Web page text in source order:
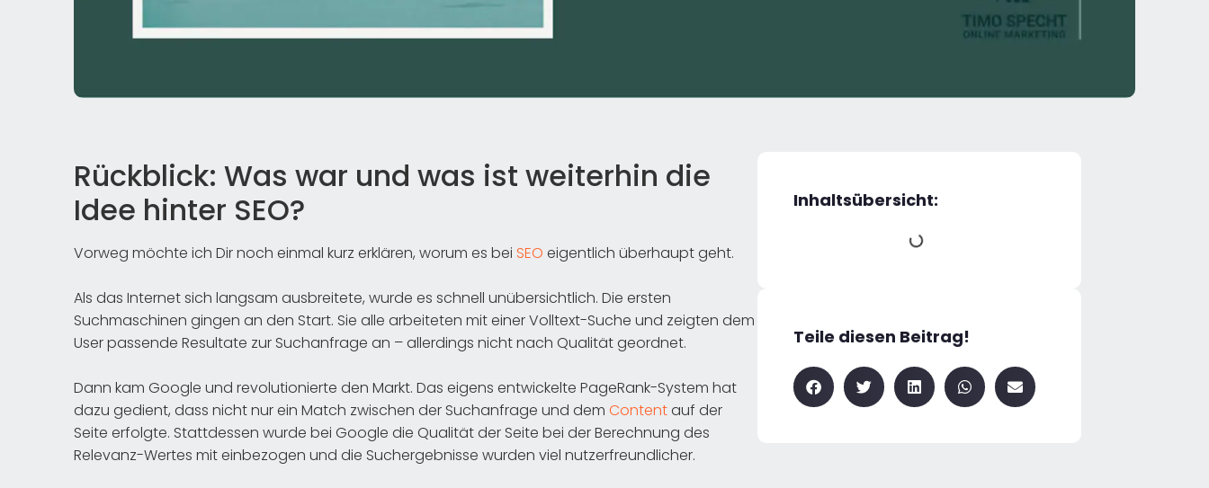
Rückblick: Was war und was ist weiterhin die
Idee hinter SEO?
Vorweg möchte ich Dir noch einmal kurz erklären, worum es bei SEO eigentlich überhaupt geht.
Als das Internet sich langsam ausbreitete, wurde es schnell unübersichtlich. Die ersten
Suchmaschinen gingen an den Start. Sie alle arbeiteten mit einer Volltext-Suche und zeigten dem
User passende Resultate zur Suchanfrage an – allerdings nicht nach Qualität geordnet.
Dann kam Google und revolutionierte den Markt. Das eigens entwickelte PageRank-System hat
dazu gedient, dass nicht nur ein Match zwischen der Suchanfrage und dem Contentauf der
Seite erfolgte. Stattdessen wurde bei Google die Qualität der Seite bei der Berechnung des
Relevanz-Wertes mit einbezogen und die Suchergebnisse wurden viel nutzerfreundlicher.
Inhaltsübersicht:
Teile diesen Beitrag!